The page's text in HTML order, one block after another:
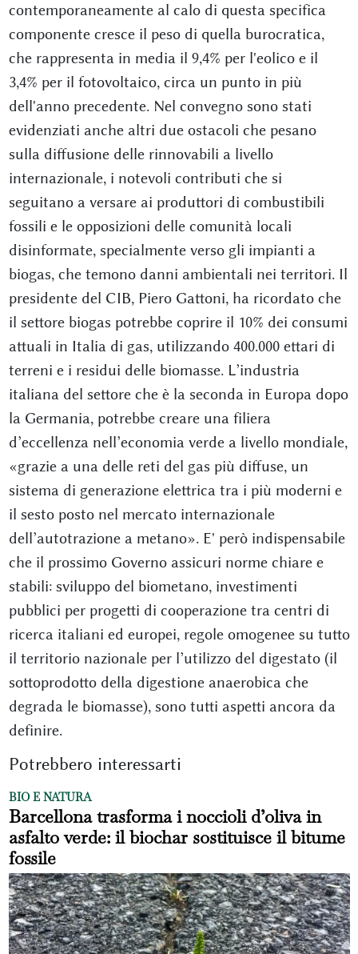
contemporaneamente al calo di questa specifica
componente cresce il peso di quella burocratica,
che rappresenta in media il 9,4% per l'eolico e il
3,4% per il fotovoltaico, circa un punto in più
dell'anno precedente. Nel convegno sono stati
evidenziati anche altri due ostacoli che pesano
sulla diffusione delle rinnovabili a livello
internazionale, i notevoli contributi che si
seguitano a versare ai produttori di combustibili
fossili e le opposizioni delle comunità locali
disinformate, specialmente verso gli impianti a
biogas, che temono danni ambientali nei territori. Il
presidente del CIB, Piero Gattoni, ha ricordato che
il settore biogas potrebbe coprire il 10% dei consumi
attuali in Italia di gas, utilizzando 400.000 ettari di
terreni e i residui delle biomasse. L’industria
italiana del settore che è la seconda in Europa dopo
la Germania, potrebbe creare una filiera
d’eccellenza nell’economia verde a livello mondiale,
«grazie a una delle reti del gas più diffuse, un
sistema di generazione elettrica tra i più moderni e
il sesto posto nel mercato internazionale
dell’autotrazione a metano». E' però indispensabile
che il prossimo Governo assicuri norme chiare e
stabili: sviluppo del biometano, investimenti
pubblici per progetti di cooperazione tra centri di
ricerca italiani ed europei, regole omogenee su tutto
il territorio nazionale per l’utilizzo del digestato (il
sottoprodotto della digestione anaerobica che
degrada le biomasse), sono tutti aspetti ancora da
definire.
Potrebbero interessarti
BIO E NATURA
Barcellona trasforma i noccioli d’oliva in
asfalto verde: il biochar sostituisce il bitume
fossile